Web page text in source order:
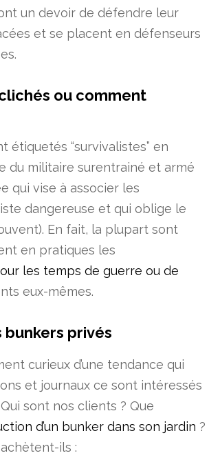
un devoir de défendre leur
et se placent en défenseurs
ou comment
étiquetés “survivalistes” en
du militaire surentrainé et armé
qui vise à associer les
dangereuse et qui oblige le
En fait, la plupart sont
en pratiques les
les temps de guerre ou de
eux-mêmes.
bunkers privés
curieux d’une tendance qui
et journaux ce sont intéressés
Qui sont nos clients ? Que
d’un bunker dans son jardin ?
ils :